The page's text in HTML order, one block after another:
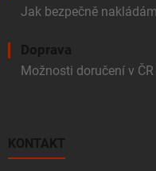
Jak bezpečně
Doprava
Možnosti doručení v
KONTAKT